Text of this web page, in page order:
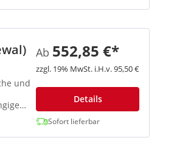
und
Ab 552,85 €*
zzgl. 19% MwSt. i.H.v. 95,50 €
Details
Sofort lieferbar